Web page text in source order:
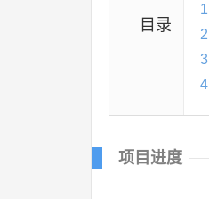
目录
1
2
3
4
项目进度